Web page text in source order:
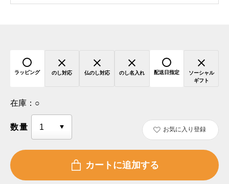
ラッピング のし対応 仏のし対応 のし名入れ 配送日指定
ソーシャル
ギフト
在庫： ○
数量 お気に入り登録